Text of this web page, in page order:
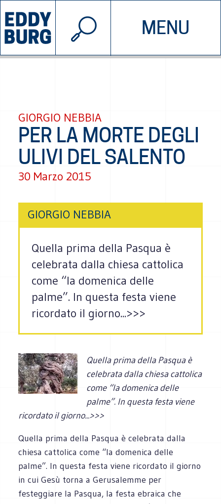
MENU
INIZIATIVE CHI SIAMO
© 2026 EDDYBURG
GIORGIO NEBBIA
PER LA MORTE DEGLI
ULIVI DEL SALENTO
30 Marzo 2015
GIORGIO NEBBIA
Quella prima della Pasqua è
celebrata dalla chiesa cattolica
come “la domenica delle
palme”. In questa festa viene
ricordato il giorno...>>>
Quella prima della Pasqua è
celebrata dalla chiesa cattolica
come “la domenica delle
palme”. In questa festa viene
ricordato il giorno...>>>
Quella prima della Pasqua è celebrata dalla
chiesa cattolica come “la domenica delle
palme”. In questa festa viene ricordato il giorno
in cui Gesù torna a Gerusalemme per
festeggiare la Pasqua, la festa ebraica che